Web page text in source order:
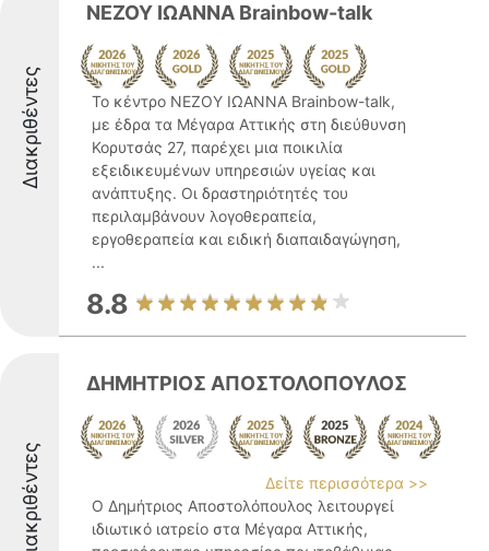
Διακριθέντες
ΝΕΖΟΥ IΩΑΝΝΑ Brainbow-talk
Το κέντρο ΝΕΖΟΥ ΙΩΑΝΝΑ Brainbow-talk,
με έδρα τα Μέγαρα Αττικής στη διεύθυνση
Κορυτσάς 27, παρέχει μια ποικιλία
εξειδικευμένων υπηρεσιών υγείας και
ανάπτυξης. Οι δραστηριότητές του
περιλαμβάνουν λογοθεραπεία,
εργοθεραπεία και ειδική διαπαιδαγώγηση,
...
8.8
Διακριθέντες
ΔΗΜΗΤΡΙΟΣ ΑΠΟΣΤΟΛΟΠΟΥΛΟΣ
Δείτε περισσότερα >>
Ο Δημήτριος Αποστολόπουλος λειτουργεί
ιδιωτικό ιατρείο στα Μέγαρα Αττικής,